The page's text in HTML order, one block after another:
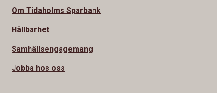
Om Tidaholms Sparbank
Hållbarhet
Samhällsengagemang
Jobba hos oss